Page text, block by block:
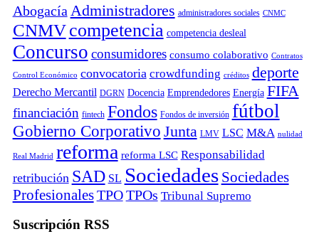
Abogacía Administradores administradores sociales CNMC
CNMV competencia competencia desleal
Concurso consumidores consumo colaborativo Contratos
Control Económico convocatoria crowdfunding créditos deporte
Derecho Mercantil DGRN Docencia Emprendedores Energía FIFA
financiación fintech Fondos Fondos de inversión fútbol
Gobierno Corporativo Junta LMV LSC M&A nulidad
Real Madrid reforma reforma LSC Responsabilidad
retribución SAD SL Sociedades Sociedades
Profesionales TPO TPOs Tribunal Supremo
Suscripción RSS